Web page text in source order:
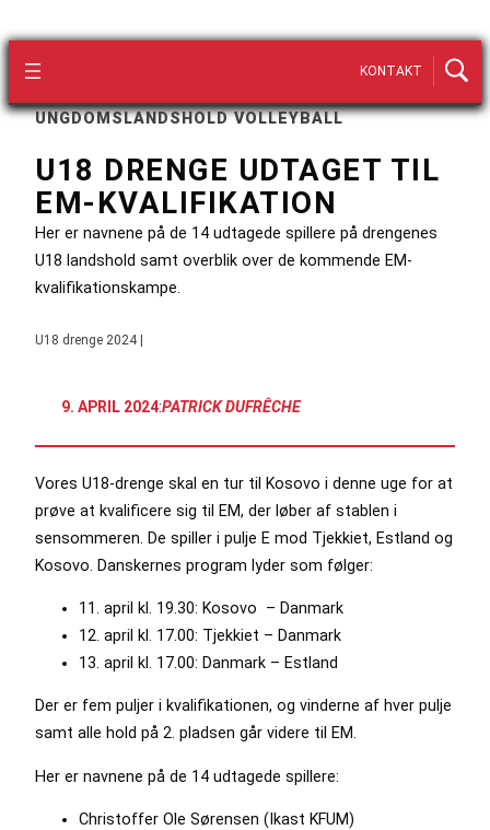
KONTAKT
UNGDOMSLANDSHOLD VOLLEYBALL
U18 DRENGE UDTAGET TIL
EM-KVALIFIKATION
Her er navnene på de 14 udtagede spillere på drengenes
U18 landshold samt overblik over de kommende EM-
kvalifikationskampe.
U18 drenge 2024 |
9. APRIL 2024:PATRICK DUFRÊCHE
Vores U18-drenge skal en tur til Kosovo i denne uge for at
prøve at kvalificere sig til EM, der løber af stablen i
sensommeren. De spiller i pulje E mod Tjekkiet, Estland og
Kosovo. Danskernes program lyder som følger:
11. april kl. 19.30: Kosovo – Danmark
12. april kl. 17.00: Tjekkiet – Danmark
13. april kl. 17.00: Danmark – Estland
Der er fem puljer i kvalifikationen, og vinderne af hver pulje
samt alle hold på 2. pladsen går videre til EM.
Her er navnene på de 14 udtagede spillere:
Christoffer Ole Sørensen (Ikast KFUM)